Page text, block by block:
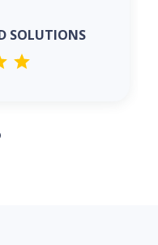
SOLUTIONS